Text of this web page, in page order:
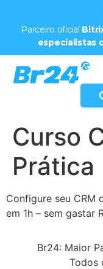
Parceiro oficial
especialistas
Curso
Prática
Configure seu CRM
em 1h – sem gastar
Br24: Maior
Todos